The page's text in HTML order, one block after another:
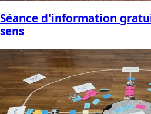
Séance d'information
sens